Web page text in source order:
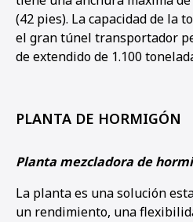
(42 pies). La capacidad de la
el gran túnel transportador
de extendido de 1.100
PLANTA DE HORMIGÓN
Planta mezcladora de
La planta es una solución
un rendimiento, una